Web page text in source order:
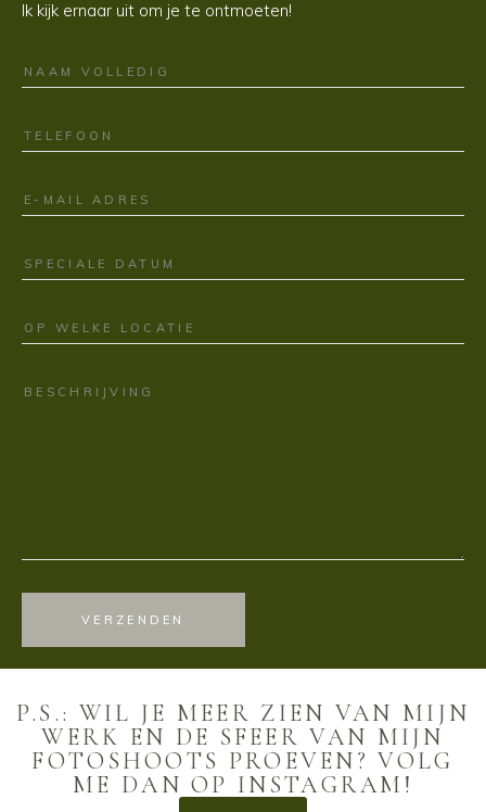
Ik kijk ernaar uit om je te ontmoeten!
VERZENDEN
P.S.: WIL JE MEER ZIEN VAN MIJN
WERK EN DE SFEER VAN MIJN
FOTOSHOOTS PROEVEN? VOLG
ME DAN OP INSTAGRAM!